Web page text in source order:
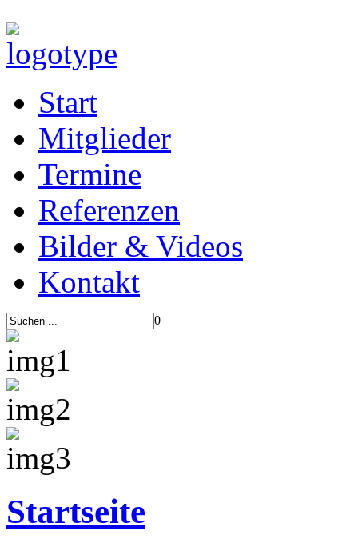
Start
Mitglieder
Termine
Referenzen
Bilder & Videos
Kontakt
0
Startseite